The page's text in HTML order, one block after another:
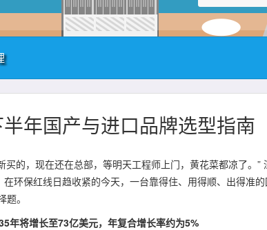
年国产与进口品牌选型指南
的，现在还在总部，等明天工程师上门，黄花菜都凉了。”
环保红线日趋收紧的今天，一台靠得住、用得顺、出得准
。
年将增长至73亿美元，年复合增长率约为5%